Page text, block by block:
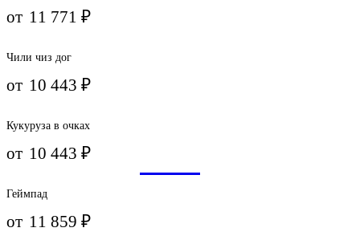
от 11 771₽
Чили чиз дог
от 10 443₽
Кукуруза в очках
от 10 443₽
Геймпад
от 11 859₽